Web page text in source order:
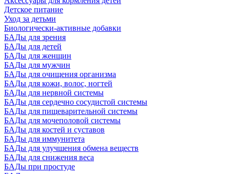
Детское питание
Уход за детьми
Биологически-активные добавки
БАДы для зрения
БАДы для детей
БАДы для женщин
БАДы для мужчин
БАДы для очищения организма
БАДы для кожи, волос, ногтей
БАДы для нервной системы
БАДы для сердечно сосудистой системы
БАДы для пищеварительной системы
БАДы для мочеполовой системы
БАДы для костей и суставов
БАДы для иммунитета
БАДы для улучшения обмена веществ
БАДы для снижения веса
БАДы при простуде